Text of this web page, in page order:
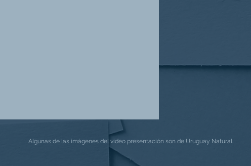
Algunas de las imágenes del video presentación son de Uruguay Natural.